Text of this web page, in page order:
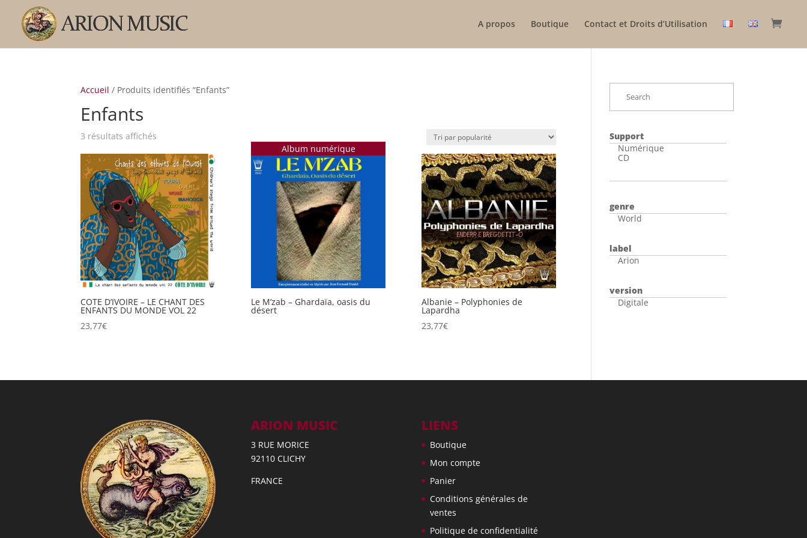
A propos Boutique Contact et Droits d’Utilisation
Accueil / Produits identifiés “Enfants”
Enfants
3 résultats affichés
popularité
COTE D’IVOIRE – LE CHANT DES
ENFANTS DU MONDE VOL 22
23,77€
Album numérique
Le M’zab – Ghardaïa, oasis du
désert
Albanie – Polyphonies de
Lapardha
23,77€
Support
Numérique
CD
genre
World
label
Arion
version
Digitale
ARION MUSIC
3 RUE MORICE
92110 CLICHY
FRANCE
LIENS
Boutique
Mon compte
Panier
Conditions générales de
ventes
Politique de confidentialité